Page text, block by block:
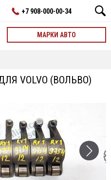
+7 908-000-00-34
МАРКИ АВТО
VOLVO (ВОЛЬВО)